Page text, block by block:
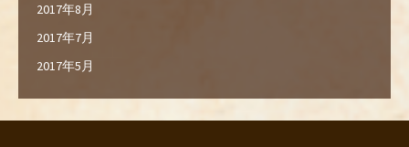
2017年8月
2017年7月
2017年5月